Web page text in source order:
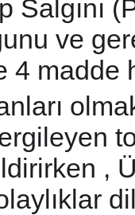
Salgını
ve
madde
,